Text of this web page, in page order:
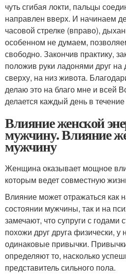
чуть сгибая локти, пальцы
направлен вверх. И начинаем
часовой стрелке (вправо),
особенном не думаем,
свободно. Закончив практику,
положив руки ладонями друг на
сверху, на низ живота.
делаю это на благо мне и всей
делается каждый день в
Влияние женской
мужчину. Влияние
мужчину
Женщина оказывает мощное
которым ведет совместную
Влияние может отражаться как
состоянии мужчины, так и на
замечают, что супруги с годами
похожи друг друга физически, у
одинаковые привычки.
определяют то, насколько
представитель сильного пола.